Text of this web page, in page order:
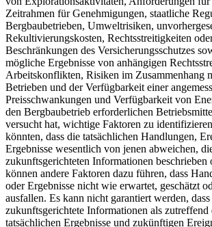
Zeitrahmen für Genehmigungen, staatliche
Bergbaubetrieben, Umweltrisiken,
Rekultivierungskosten, Rechtsstreitigkeiten
Beschränkungen des Versicherungsschutzes
mögliche Ergebnisse von anhängigen
Arbeitskonflikten, Risiken im Zusammenhang
Betrieben und der Verfügbarkeit einer
Preisschwankungen und Verfügbarkeit von
den Bergbaubetrieb erforderlichen
versucht hat, wichtige Faktoren zu
könnten, dass die tatsächlichen Handlungen,
Ergebnisse wesentlich von jenen abweichen,
zukunftsgerichteten Informationen beschrieben
können andere Faktoren dazu führen, dass
oder Ergebnisse nicht wie erwartet, geschätzt
ausfallen. Es kann nicht garantiert werden, dass
zukunftsgerichtete Informationen als zutreffend
tatsächlichen Ergebnisse und zukünftigen